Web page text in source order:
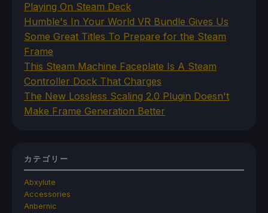
Playing On Steam Deck
Humble's In Your World VR Bundle Gives Us
Some Great Titles To Prepare for the Steam
Frame
This Steam Machine Faceplate Is A Steam
Controller Dock That Charges
The New Lossless Scaling 2.0 Plugin Doesn't
Make Frame Generation Better
カテゴリー
Abxylute
Accessories
Anbernic